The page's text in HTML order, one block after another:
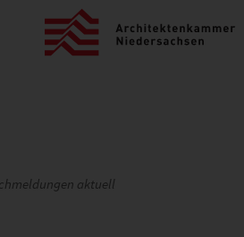
aktuell